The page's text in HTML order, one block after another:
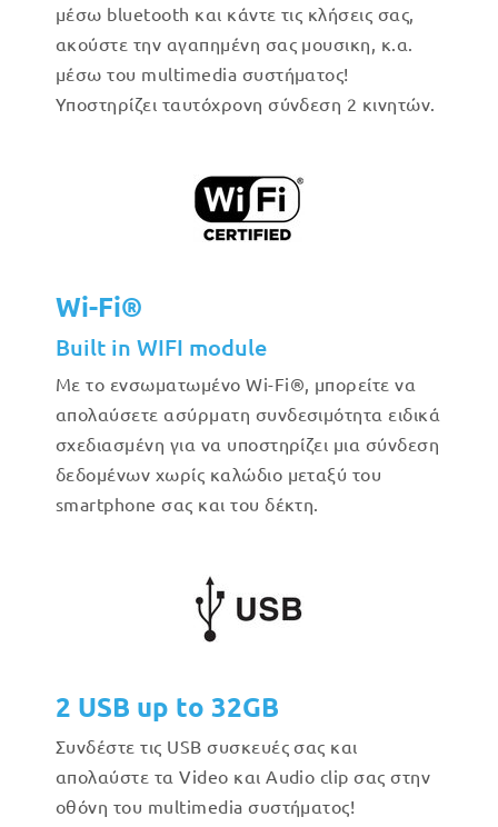
μέσω bluetooth και κάντε τις κλήσεις σας,
ακούστε την αγαπημένη σας μουσικη, κ.α.
μέσω του multimedia συστήματος!
Υποστηρίζει ταυτόχρονη σύνδεση 2 κινητών.
Wi-Fi®
Built in WIFI module
Με το ενσωματωμένο Wi-Fi®, μπορείτε να
απολαύσετε ασύρματη συνδεσιμότητα ειδικά
σχεδιασμένη για να υποστηρίζει μια σύνδεση
δεδομένων χωρίς καλώδιο μεταξύ του
smartphone σας και του δέκτη.
2 USB up to 32GB
Συνδέστε τις USB συσκευές σας και
απολαύστε τα Video και Audio clip σας στην
οθόνη του multimedia συστήματος!